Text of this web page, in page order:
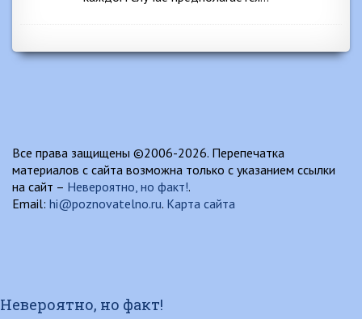
Все права защищены ©2006-2026. Перепечатка
материалов с сайта возможна только с указанием ссылки
на сайт – Невероятно, но факт!.
Email: hi@poznovatelno.ru. Карта сайта
Невероятно, но факт!